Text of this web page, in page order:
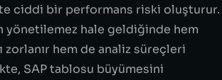
ciddi bir performans riski oluşturur.
yönetilemez hale geldiğinde hem
zorlanır hem de analiz süreçleri
SAP tablosu büyümesini